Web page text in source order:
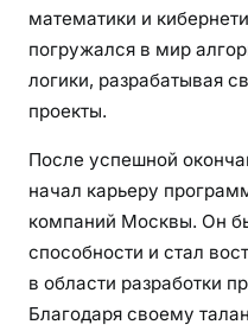
математики и
погружался в мир
логики, разрабатывая
проекты.
После успешной
начал карьеру
компаний Москвы. Он
способности и стал
в области разработки
Благодаря своему